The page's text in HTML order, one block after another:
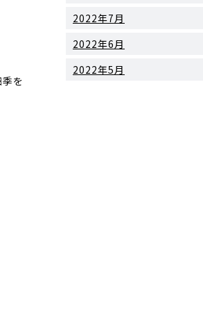
を
2022年7月
2022年6月
2022年5月